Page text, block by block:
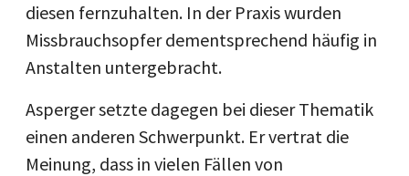
diesen fernzuhalten. In der Praxis wurden
Missbrauchsopfer dementsprechend häufig in
Anstalten untergebracht.
Asperger setzte dagegen bei dieser Thematik
einen anderen Schwerpunkt. Er vertrat die
Meinung, dass in vielen Fällen von